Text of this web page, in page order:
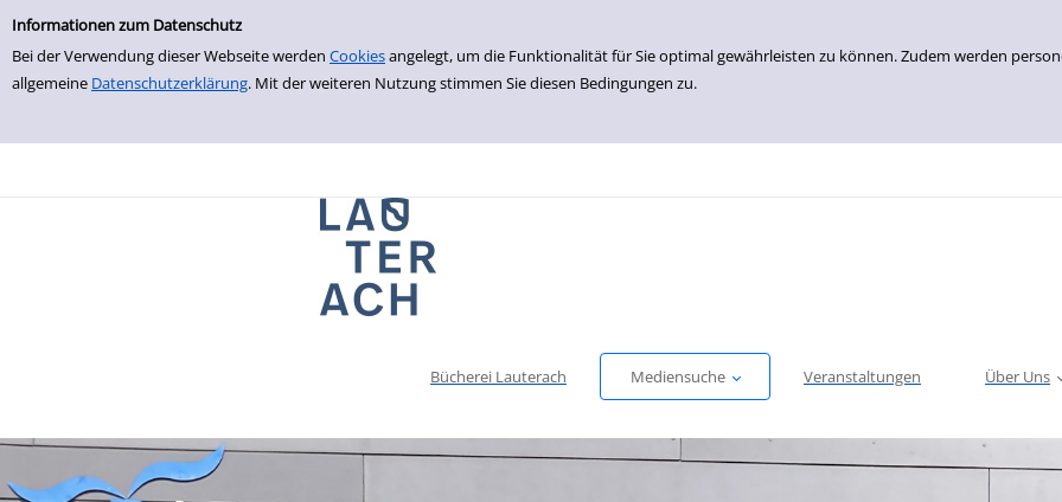
Einfache Suche
Informationen zum Datenschutz
Bei der Verwendung dieser Webseite werden Cookiesangelegt, um die Funktionalität für Sie optimal gewährleisten zu können. Zudem werden
allgemeine Datenschutzerklärung. Mit der weiteren Nutzung stimmen Sie diesen Bedingungen zu.
zur Navigation springen
zum Inhalt springen
Zu den Suchfiltern springen
Zur Trefferliste springen
Bücherei Lauterach Mediensuche Veranstaltungen Über Uns